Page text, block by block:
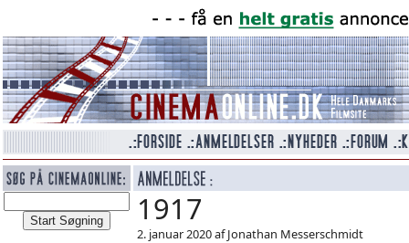
1917
2. januar 2020 af Jonathan Messerschmidt